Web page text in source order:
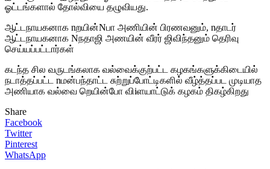
ஓட்டங்களால் தோல்வியை தழுவியது.
ஆட்டநாயகனாக nறயின்Nபா அணியின் பிரணவனும், nதாடர்
ஆட்டநாயகனாக Nநதாஜி அணயின் வீரர் ஜிவிந்தனும் தெரிவு
செய்யப்பட்டார்கள்
கடந்த சில வருடங்கலாக வல்வைக்குற்பட்ட கழகங்களுக்கிடையில்
நடாத்தப்பட்ட nமன்பந்தாட்ட சுற்றுப்போட்டிகளில் வீழ்த்தப்பட முடியாத
அணியாக வல்வை றெயின்போ விiளயாட்டுக் கழகம் திகழ்கிறது
Share
Facebook
Twitter
Pinterest
WhatsApp